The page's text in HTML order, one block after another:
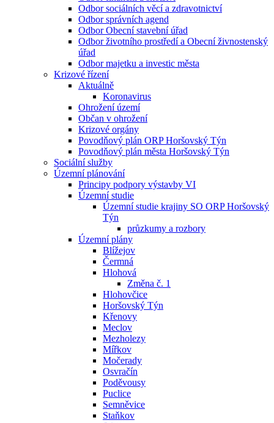
Odbor sociálních věcí a zdravotnictví
Odbor správních agend
Odbor Obecní stavební úřad
Odbor životního prostředí a Obecní živnostenský
úřad
Odbor majetku a investic města
Krizové řízení
Aktuálně
Koronavirus
Ohrožení území
Občan v ohrožení
Krizové orgány
Povodňový plán ORP Horšovský Týn
Povodňový plán města Horšovský Týn
Sociální služby
Územní plánování
Principy podpory výstavby VI
Územní studie
Územní studie krajiny SO ORP Horšovský
Týn
průzkumy a rozbory
Územní plány
Blížejov
Čermná
Hlohová
Změna č. 1
Hlohovčice
Horšovský Týn
Křenovy
Meclov
Mezholezy
Mířkov
Močerady
Osvračín
Poděvousy
Puclice
Semněvice
Staňkov